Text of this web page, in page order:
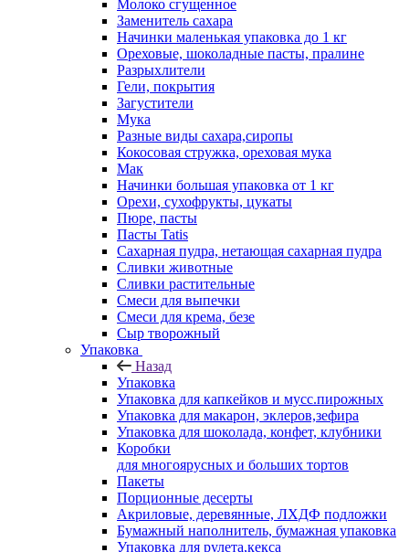
Молоко сгущенное
Заменитель сахара
Начинки маленькая упаковка до 1 кг
Ореховые, шоколадные пасты, пралине
Разрыхлители
Гели, покрытия
Загустители
Мука
Разные виды сахара,сиропы
Кокосовая стружка, ореховая мука
Мак
Начинки большая упаковка от 1 кг
Орехи, сухофрукты, цукаты
Пюре, пасты
Пасты Tatis
Сахарная пудра, нетающая сахарная пудра
Сливки животные
Сливки растительные
Смеси для выпечки
Смеси для крема, безе
Сыр творожный
Упаковка
Назад
Упаковка
Упаковка для капкейков и мусс.пирожных
Упаковка для макарон, эклеров,зефира
Упаковка для шоколада, конфет, клубники
Коробки
для многоярусных и больших тортов
Пакеты
Порционные десерты
Акриловые, деревянные, ЛХДФ подложки
Бумажный наполнитель, бумажная упаковка
Упаковка для рулета,кекса